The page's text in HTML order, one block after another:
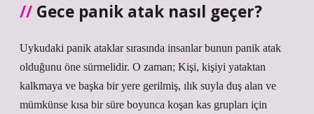
Gece panik atak nasıl geçer?
Uykudaki panik ataklar sırasında insanlar bunun panik atak
olduğunu öne sürmelidir. O zaman; Kişi, kişiyi yataktan
kalkmaya ve başka bir yere gerilmiş, ılık suyla duş alan ve
mümkünse kısa bir süre boyunca koşan kas grupları için